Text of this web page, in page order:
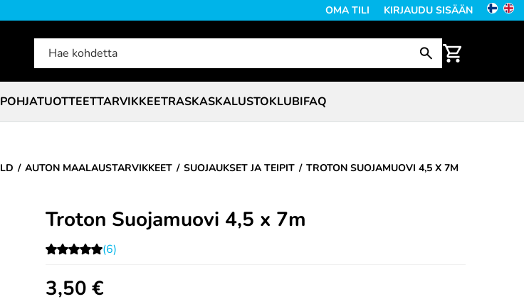
OMA TILI KIRJAUDU SISÄÄN
POHJATUOTTEETTARVIKKEETRASKASKALUSTOKLUBIFAQ
AUTON MAALAUSTARVIKKEET SUOJAUKSET JA TEIPIT TROTON SUOJAMUOVI 4,5 X 7M
Troton Suojamuovi 4,5 x 7m
(6)
3,50 €